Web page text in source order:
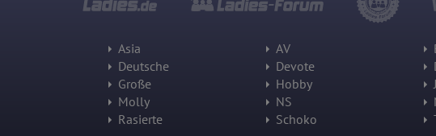
oder hat er
Wie lange
Ort der
Europäische
Wir nutzen
über das
Asia AV
Deutsche
Devote
Große
Hobby
Molly
NS
Rasierte
Schoko